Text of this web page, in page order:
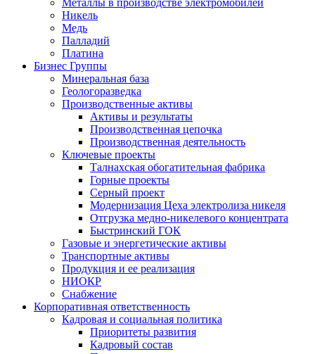
Металлы в производстве электромобилей
Никель
Медь
Палладий
Платина
Бизнес Группы
Минеральная база
Геологоразведка
Производственные активы
Активы и результаты
Производственная цепочка
Производственная деятельность
Ключевые проекты
Талнахская обогатительная фабрика
Горные проекты
Серный проект
Модернизация Цеха электролиза никеля
Отгрузка медно-никелевого концентрата
Быстринский ГОК
Газовые и энергетические активы
Транспортные активы
Продукция и ее реализация
НИОКР
Снабжение
Корпоративная ответственность
Кадровая и социальная политика
Приоритеты развития
Кадровый состав